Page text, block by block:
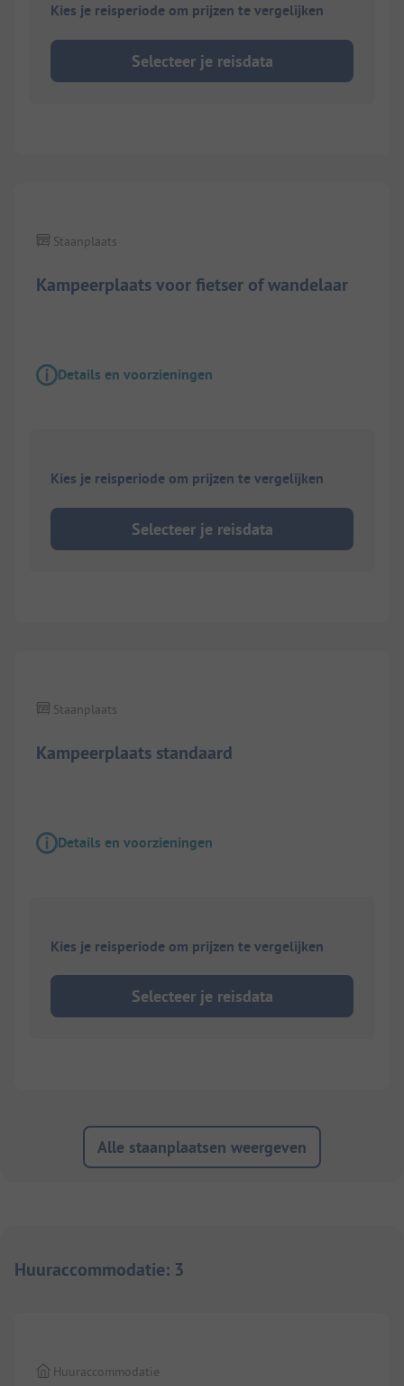
Kies je reisperiode om prijzen te vergelijken
Selecteer je reisdata
Kampeerplaats voor fietser of wandelaar
Staanplaats
Details en voorzieningen
Kies je reisperiode om prijzen te vergelijken
Selecteer je reisdata
Kampeerplaats standaard
Staanplaats
Details en voorzieningen
Kies je reisperiode om prijzen te vergelijken
Selecteer je reisdata
Alle staanplaatsen weergeven
Huuraccommodatie: 3
Huuraccommodatie